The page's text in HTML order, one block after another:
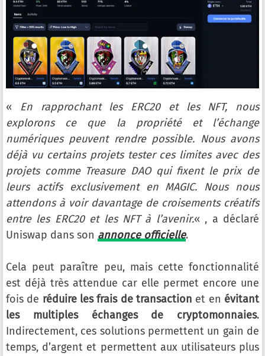
«
En rapprochant les ERC20 et les NFT, nous
explorons ce que la propriété et l’échange
numériques peuvent rendre possible. Nous avons
déjà vu certains projets tester ces limites avec des
projets comme Treasure DAO qui fixent le prix de
leurs actifs exclusivement en MAGIC. Nous nous
attendons à voir davantage de croisements créatifs
entre les ERC20 et les NFT à l’avenir.« , a déclaré
Uniswap dans son annonce officielle.
Cela peut paraître peu, mais cette fonctionnalité
est déjà très attendue car elle permet encore une
fois de réduire les frais de transaction et en évitant
les multiples échanges de cryptomonnaies.
Indirectement, ces solutions permettent un gain de
temps, d’argent et permettent aux utilisateurs plus